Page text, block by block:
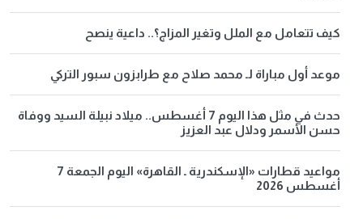
كيف تتعامل مع الملل وتغير المزاج؟.. داعية ينصح
موعد أول مباراة لـ محمد صلاح مع طرابزون سبور التركي
حدث في مثل هذا اليوم 7 أغسطس.. ميلاد نبيلة السيد ووفاة
حسن الأسمر ودلال عبد العزيز
مواعيد قطارات «الإسكندرية ـ القاهرة» اليوم الجمعة 7
أغسطس 2026